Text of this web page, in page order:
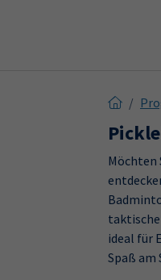
Möchten
ideal für
Spaß